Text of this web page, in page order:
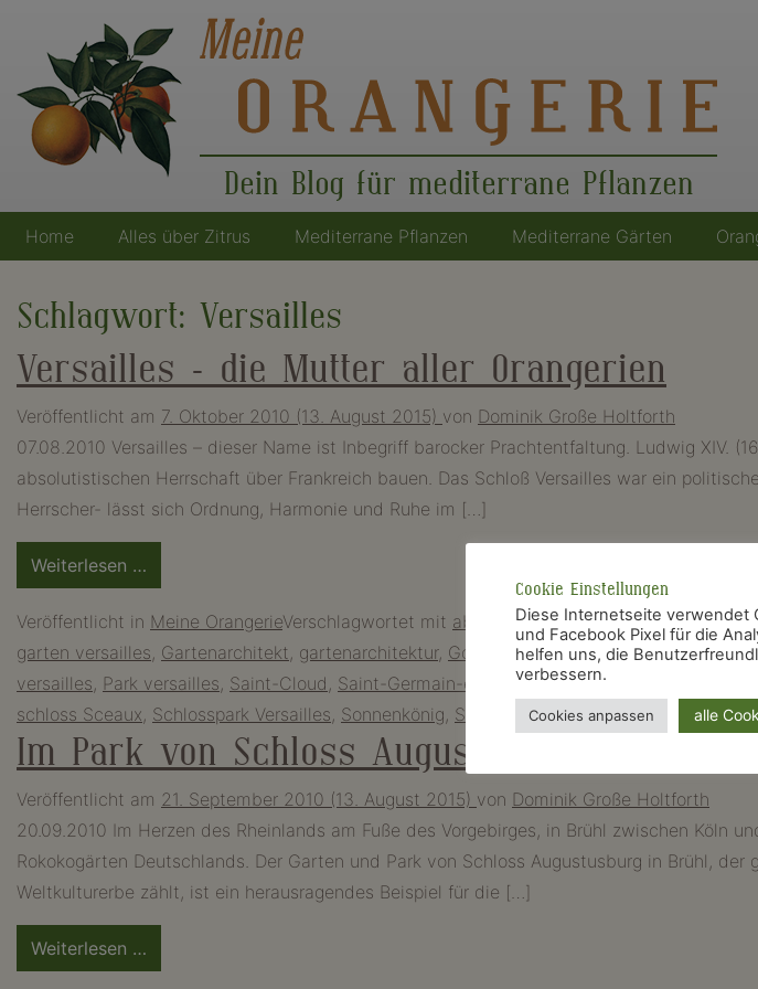
Dein Blog für mediterrane Pflanzen
Hauptnavigation
Home Alles über Zitrus Mediterrane Pflanzen Mediterrane Gärten
Schlagwort: Versailles
Versailles – die Mutter aller Orangerien
Veröffentlicht am 7. Oktober 2010 (13. August 2015) von Dominik Große Holtforth
07.08.2010 Versailles – dieser Name ist Inbegriff barocker Prachtentfaltung. Ludwig XIV.
absolutistischen Herrschaft über Frankreich bauen. Das Schloß Versailles war ein
Herrscher- lässt sich Ordnung, Harmonie und Ruhe im […]
Weiterlesen …
Versailles
–
die
Mutter
aller
Orangerien
Veröffentlicht in Meine OrangerieVerschlagwortet mit absolutistischen Herrschaft,André
garten versailles, Gartenarchitekt, gartenarchitektur, Gottes Gnaden,Greenwich,Karl II,
versailles, Park versailles, Saint-Cloud , Saint-Germain-en-Laye,Sceaux,
schloss Sceaux, Schlosspark Versailles, Sonnenkönig, St. James Park, Überwinterung
Im Park von Schloss Augustusburg – ein
Veröffentlicht am 21. September 2010 (13. August 2015) von Dominik Große Holtforth
20.09.2010 Im Herzen des Rheinlands am Fuße des Vorgebirges, in Brühl zwischen Köln
Rokokogärten Deutschlands. Der Garten und Park von Schloss Augustusburg in Brühl,
Weltkulturerbe zählt, ist ein herausragendes Beispiel für die […]
Weiterlesen …
Im
Cookie Einstellungen
Diese Internetseite verwendet
und Facebook Pixel für die
helfen uns, die
verbessern.
Cookies anpassen alle